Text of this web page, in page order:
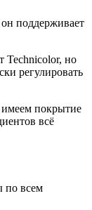
поддерживает
Technicolor, но
регулировать
имеем покрытие
всё
по всем